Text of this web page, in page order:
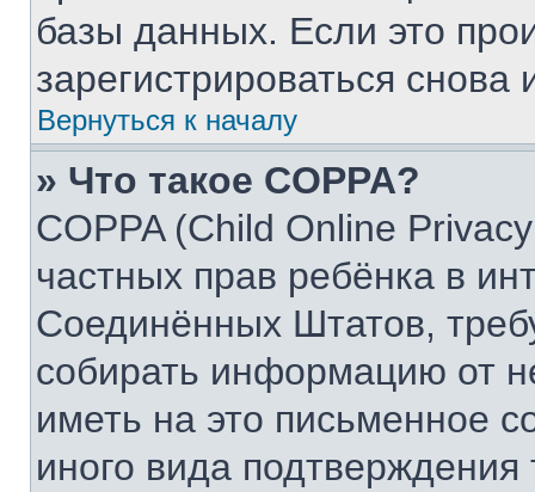
базы данных. Если это
зарегистрироваться снова
Вернуться к началу
» Что такое COPPA?
COPPA (Child Online
частных прав ребёнка в
Соединённых Штатов,
собирать информацию от
иметь на это письменное
иного вида